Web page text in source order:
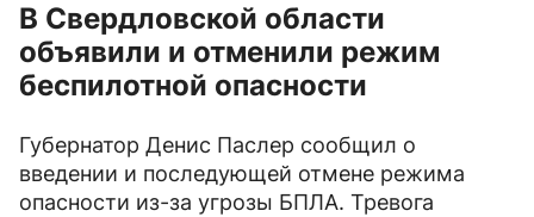
В Свердловской области
объявили и отменили режим
беспилотной опасности
Губернатор Денис Паслер сообщил о
введении и последующей отмене режима
опасности из-за угрозы БПЛА. Тревога